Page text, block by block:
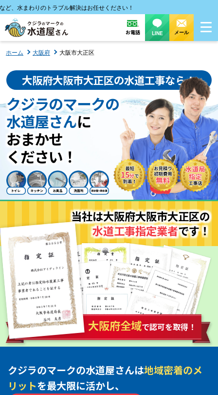
わりのトラブル解決はお任せください！
お電話 LINE メール
ホーム 大阪府 大阪市大正区
大阪府大阪市大正区の水道工事なら！
クジラのマークの
水道屋さんに
おまかせ
ください！
当社は大阪府大阪市大正区の
水道工事指定業者です！
大阪府全域で認可を取得！
クジラのマークの水道屋さんは地域密着のメ
リットを最大限に活かし、